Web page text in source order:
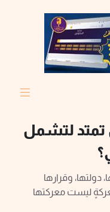
تمتد لتشمل
دولتها، وقرارها
ليست معركتها